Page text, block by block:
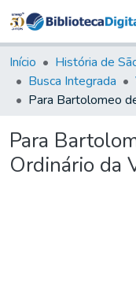
Início História de
Busca Integrada
Para
Ordinário da